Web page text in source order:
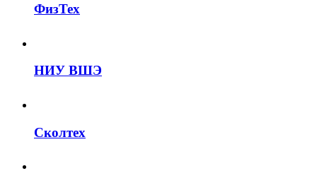
ФизТех
НИУ ВШЭ
Сколтех